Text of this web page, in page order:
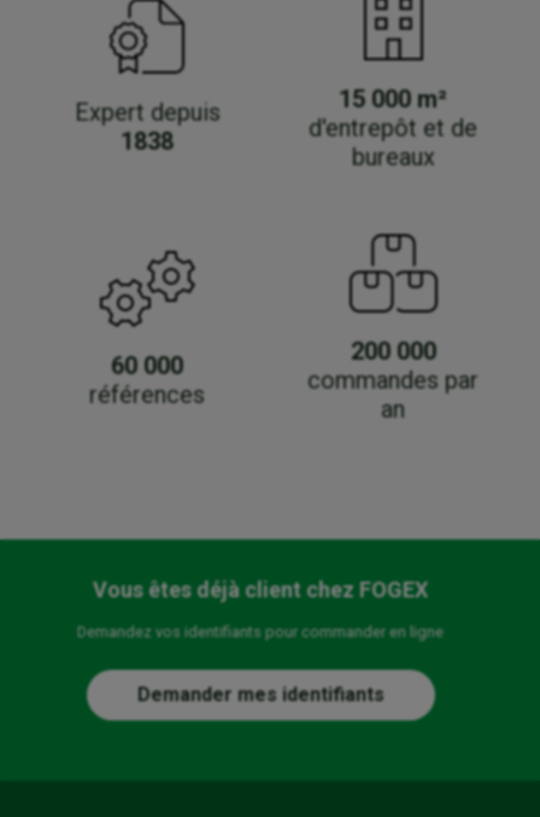
Expert depuis
1838
15 000 m²
d'entrepôt et de
bureaux
60 000
références
200 000
commandes par
an
Vous êtes déjà client chez FOGEX
Demandez vos identifiants pour commander en ligne
Demander mes identifiants